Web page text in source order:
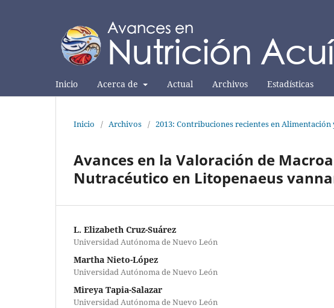
Inicio Acerca de Actual Archivos Estadísticas
Inicio / Archivos / 2013: Contribuciones recientes en
Avances en la Valoración de
Nutracéutico en Litopenaeus
L. Elizabeth Cruz-Suárez
Universidad Autónoma de Nuevo León
Martha Nieto-López
Universidad Autónoma de Nuevo León
Mireya Tapia-Salazar
Universidad Autónoma de Nuevo León